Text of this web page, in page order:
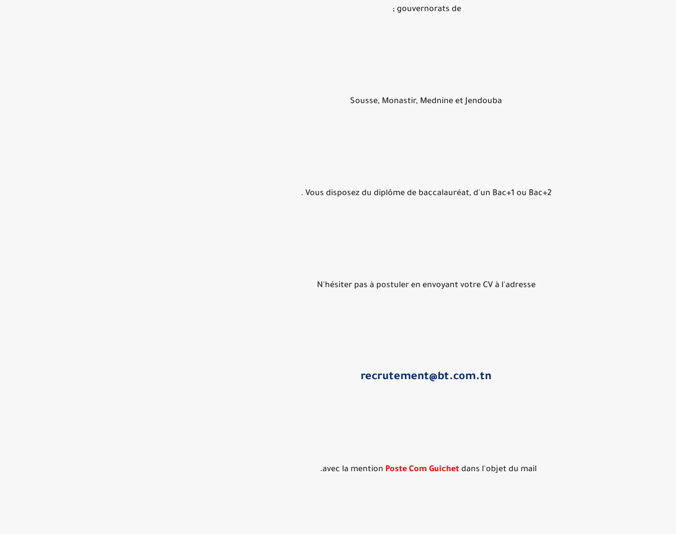
gouvernorats de ;
Sousse, Monastir, Mednine et Jendouba
Vous disposez du diplôme de baccalauréat, d'un Bac+1 ou Bac+2 .
N'hésiter pas à postuler en envoyant votre CV à l'adresse
recrutement@bt.com.tn
avec la mention Poste Com Guichetdans l'objet du mail.